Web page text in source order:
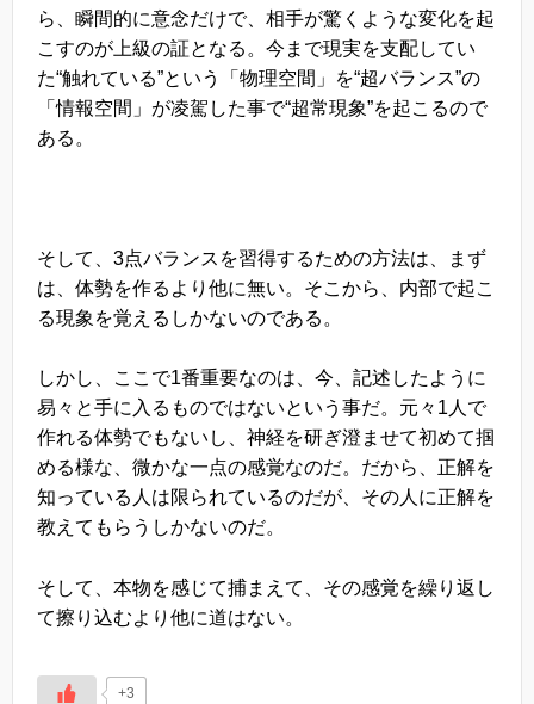
ら、瞬間的に意念だけで、相手が驚くような変化を起
こすのが上級の証となる。今まで現実を支配してい
た“触れている”という「物理空間」を“超バランス”の
「情報空間」が凌駕した事で“超常現象”を起こるので
ある。
そして、3点バランスを習得するための方法は、まず
は、体勢を作るより他に無い。そこから、内部で起こ
る現象を覚えるしかないのである。
しかし、ここで1番重要なのは、今、記述したように
易々と手に入るものではないという事だ。元々1人で
作れる体勢でもないし、神経を研ぎ澄ませて初めて掴
める様な、微かな一点の感覚なのだ。だから、正解を
知っている人は限られているのだが、その人に正解を
教えてもらうしかないのだ。
そして、本物を感じて捕まえて、その感覚を繰り返し
て擦り込むより他に道はない。
+3